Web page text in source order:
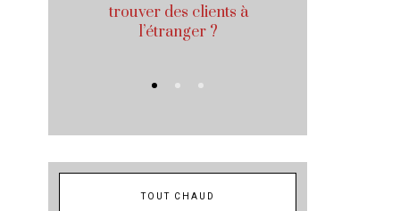
trouver des clients à
l’étranger ?
TOUT CHAUD